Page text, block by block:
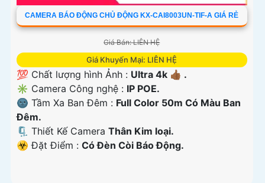
CAMERA BÁO ĐỘNG CHỦ ĐỘNG KX-CAI8003UN-TIF-A GIÁ RẺ
Giá Bán: LIÊN HỆ
Giá Khuyến Mại: LIÊN HỆ
💯 Chất lượng hình Ảnh : Ultra 4k 👍🏾 .
✳️ Camera Công nghệ : IP POE.
🌚 Tầm Xa Ban Đêm : Full Color 50m Có Màu Ban
Ðêm.
🗜️ Thiết Kế Camera Thân Kim loại.
️☣️ Đặt Điểm : Có Ðèn Còi Báo Động.